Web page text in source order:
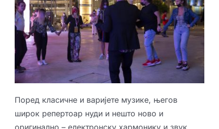
Поред класичне и варијете музике, његов
широк репертоар нуди и нешто ново и
оригинално – електронску хармонику и звук